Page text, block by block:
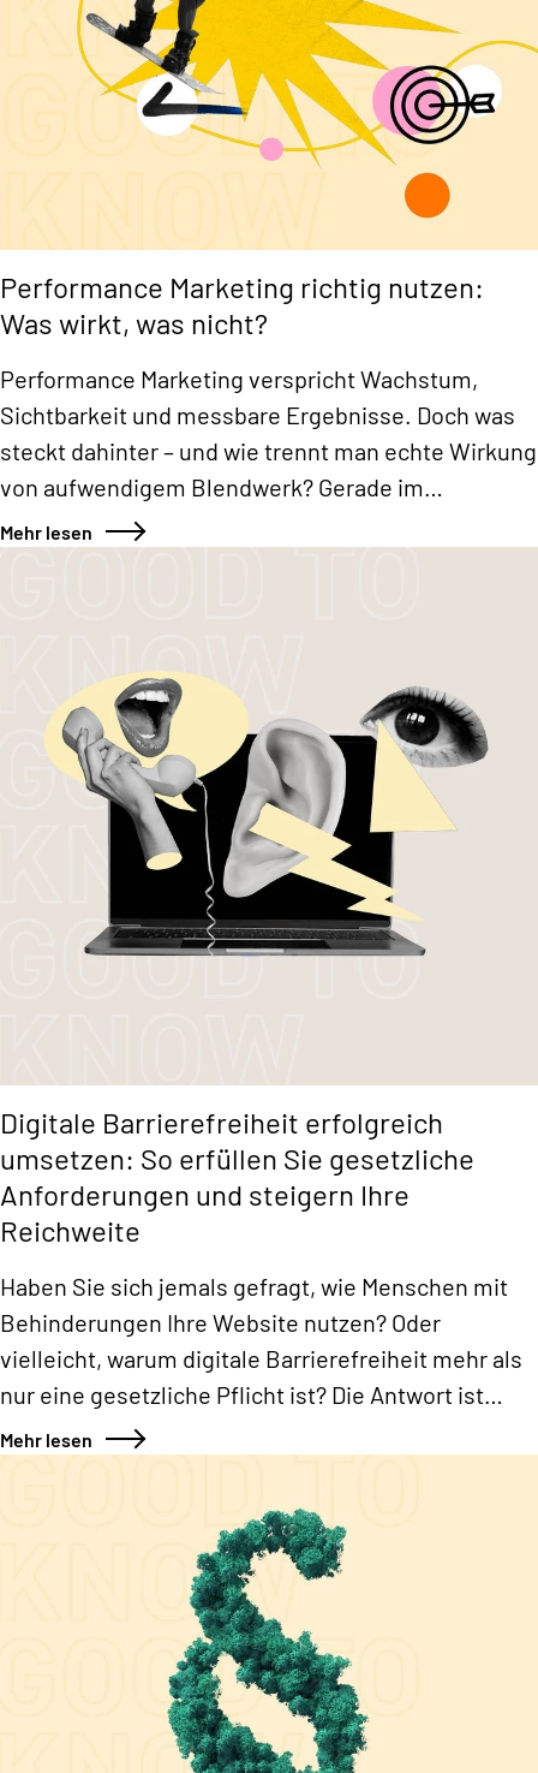
Performance Marketing richtig nutzen:
Was wirkt, was nicht?
Performance Marketing verspricht Wachstum,
Sichtbarkeit und messbare Ergebnisse. Doch was
steckt dahinter – und wie trennt man echte Wirkung
von aufwendigem Blendwerk? Gerade im
Mittelstand zeigt sich: Wer strukturiert vorgeht,
Mehr lesen
Digitale Barrierefreiheit erfolgreich
umsetzen: So erfüllen Sie gesetzliche
Anforderungen und steigern Ihre
Reichweite
Haben Sie sich jemals gefragt, wie Menschen mit
Behinderungen Ihre Website nutzen? Oder
vielleicht, warum digitale Barrierefreiheit mehr als
nur eine gesetzliche Pflicht ist? Die Antwort ist
simpel: Sie macht das Internet für alle zugänglich
Mehr lesen